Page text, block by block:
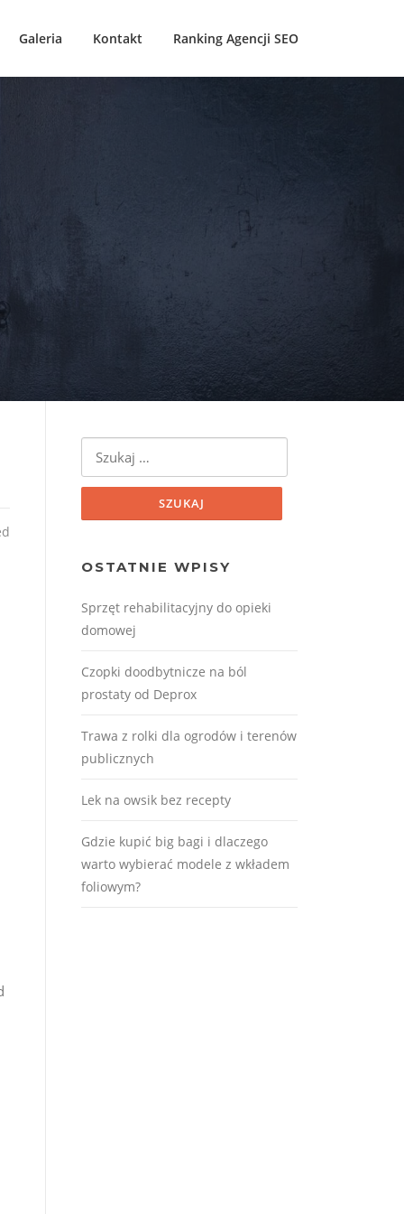
Galeria Kontakt Ranking Agencji SEO
Szukaj:
OSTATNIE WPISY
Sprzęt rehabilitacyjny do opieki
domowej
Czopki doodbytnicze na ból
prostaty od Deprox
Trawa z rolki dla ogrodów i terenów
publicznych
Lek na owsik bez recepty
Gdzie kupić big bagi i dlaczego
warto wybierać modele z wkładem
foliowym?